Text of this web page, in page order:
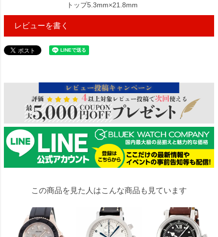
トップ5.3mm×21.8mm
レビューを書く
この商品を見た人はこんな商品も見ています